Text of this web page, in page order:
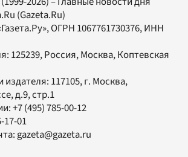
(Gazeta.Ru)
, ОГРН 1067761730376, ИНН
125239, Россия, Москва, Коптевская
издателя: 117105, г. Москва,
д.9, стр.1
+7 (495) 785-00-12
17-01
gazeta@gazeta.ru